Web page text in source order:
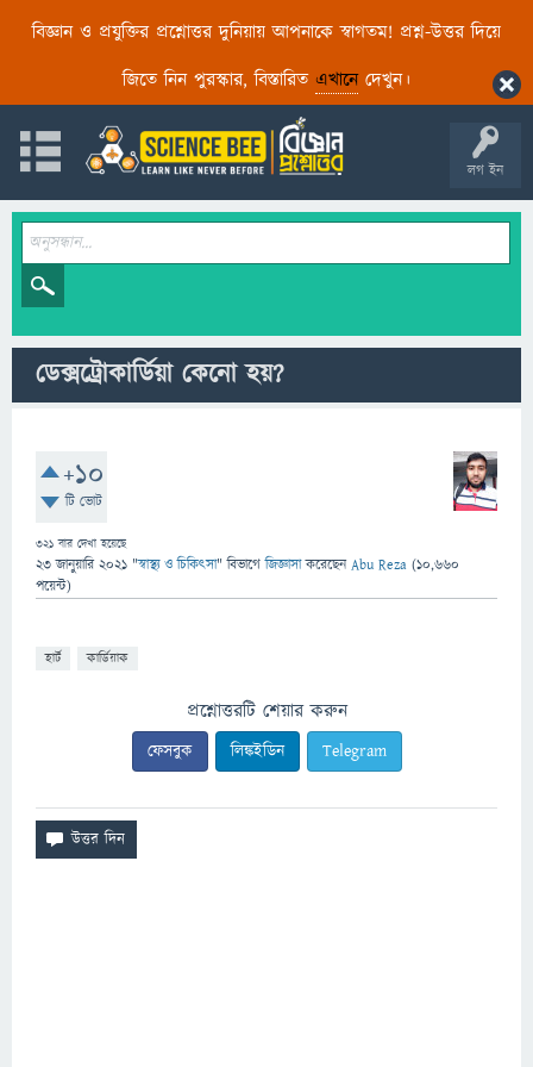
বিজ্ঞান ও প্রযুক্তির প্রশ্নোত্তর দুনিয়ায় আপনাকে স্বাগতম! প্রশ্ন-উত্তর দিয়ে
জিতে নিন পুরস্কার, বিস্তারিত এখানেদেখুন।
লগ ইন
ডেক্সট্রোকার্ডিয়া কেনো হয়?
+10
টি ভোট
321 বার দেখা হয়েছে
23 জানুয়ারি 2021 "স্বাস্থ্য ও চিকিৎসা" বিভাগে জিজ্ঞাসাকরেছেনAbu Reza (10,660
পয়েন্ট)
হার্ট কার্ডিয়াক
প্রশ্নোত্তরটি শেয়ার করুন
ফেসবুক লিঙ্কইডিন Telegram